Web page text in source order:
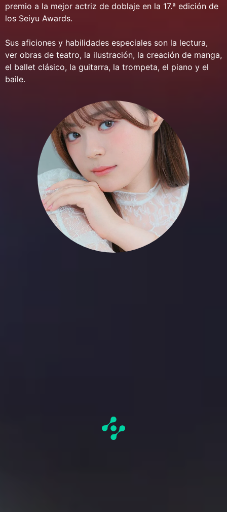
premio a la mejor actriz de doblaje en la 17.ª edición de
los Seiyu Awards.
Sus aficiones y habilidades especiales son la lectura,
ver obras de teatro, la ilustración, la creación de manga,
el ballet clásico, la guitarra, la trompeta, el piano y el
baile.